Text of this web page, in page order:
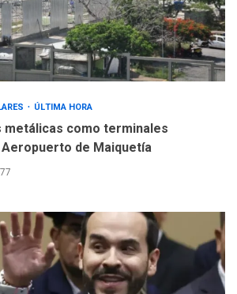
Hiroshima 81 años de la
debacle atómica. Japón
debate principios no
nucleares
ÚLTIMA HORA
metálicas como terminales
de Maiquetía